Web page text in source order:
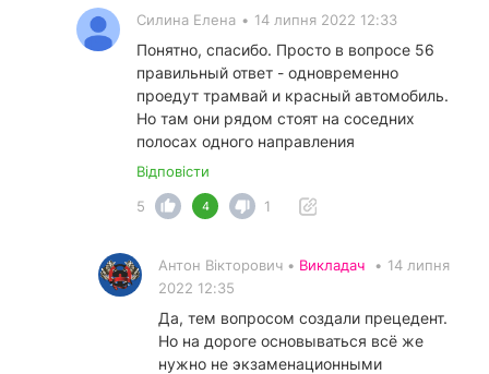
Силина Елена • 14 липня 2022 12:33
Понятно, спасибо. Просто в вопросе 56
правильный ответ - одновременно
проедут трамвай и красный автомобиль.
Но там они рядом стоят на соседних
полосах одного направления
Відповісти
5
4 1
Антон Вікторович • Викладач • 14 липня
2022 12:35
Да, тем вопросом создали прецедент.
Но на дороге основываться всё же
нужно не экзаменационными